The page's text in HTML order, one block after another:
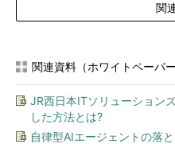
品質を選ぶならPremium、
GoogleがCodexisというネッ
ング製品企業に委託して行っ
Standardに比べ、HTTPのスル
う。
関
関連資料（ホワイトペーパー
JR西日本ITソリューション
した方法とは?
自律型AIエージェントの落